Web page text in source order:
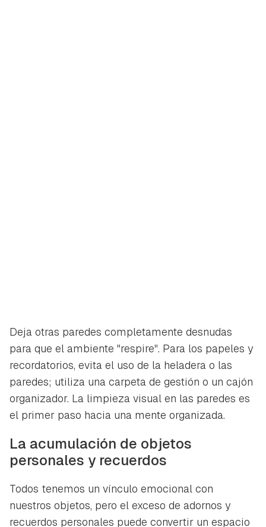
Deja otras paredes completamente desnudas
para que el ambiente "respire". Para los papeles y
recordatorios, evita el uso de la heladera o las
paredes; utiliza una carpeta de gestión o un cajón
organizador. La limpieza visual en las paredes es
el primer paso hacia una mente organizada.
La acumulación de objetos
personales y recuerdos
Todos tenemos un vínculo emocional con
nuestros objetos, pero el exceso de adornos y
recuerdos personales puede convertir un espacio